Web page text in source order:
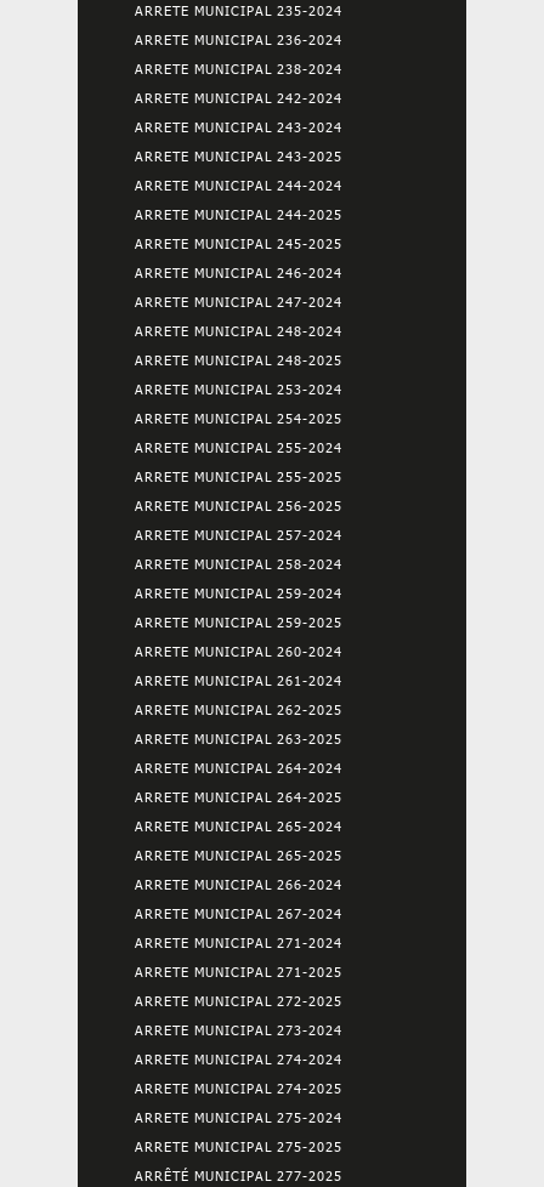
ARRETE MUNICIPAL 235-2024
ARRETE MUNICIPAL 236-2024
ARRETE MUNICIPAL 238-2024
ARRETE MUNICIPAL 242-2024
ARRETE MUNICIPAL 243-2024
ARRETE MUNICIPAL 243-2025
ARRETE MUNICIPAL 244-2024
ARRETE MUNICIPAL 244-2025
ARRETE MUNICIPAL 245-2025
ARRETE MUNICIPAL 246-2024
ARRETE MUNICIPAL 247-2024
ARRETE MUNICIPAL 248-2024
ARRETE MUNICIPAL 248-2025
ARRETE MUNICIPAL 253-2024
ARRETE MUNICIPAL 254-2025
ARRETE MUNICIPAL 255-2024
ARRETE MUNICIPAL 255-2025
ARRETE MUNICIPAL 256-2025
ARRETE MUNICIPAL 257-2024
ARRETE MUNICIPAL 258-2024
ARRETE MUNICIPAL 259-2024
ARRETE MUNICIPAL 259-2025
ARRETE MUNICIPAL 260-2024
ARRETE MUNICIPAL 261-2024
ARRETE MUNICIPAL 262-2025
ARRETE MUNICIPAL 263-2025
ARRETE MUNICIPAL 264-2024
ARRETE MUNICIPAL 264-2025
ARRETE MUNICIPAL 265-2024
ARRETE MUNICIPAL 265-2025
ARRETE MUNICIPAL 266-2024
ARRETE MUNICIPAL 267-2024
ARRETE MUNICIPAL 271-2024
ARRETE MUNICIPAL 271-2025
ARRETE MUNICIPAL 272-2025
ARRETE MUNICIPAL 273-2024
ARRETE MUNICIPAL 274-2024
ARRETE MUNICIPAL 274-2025
ARRETE MUNICIPAL 275-2024
ARRETE MUNICIPAL 275-2025
ARRÊTÉ MUNICIPAL 277-2025